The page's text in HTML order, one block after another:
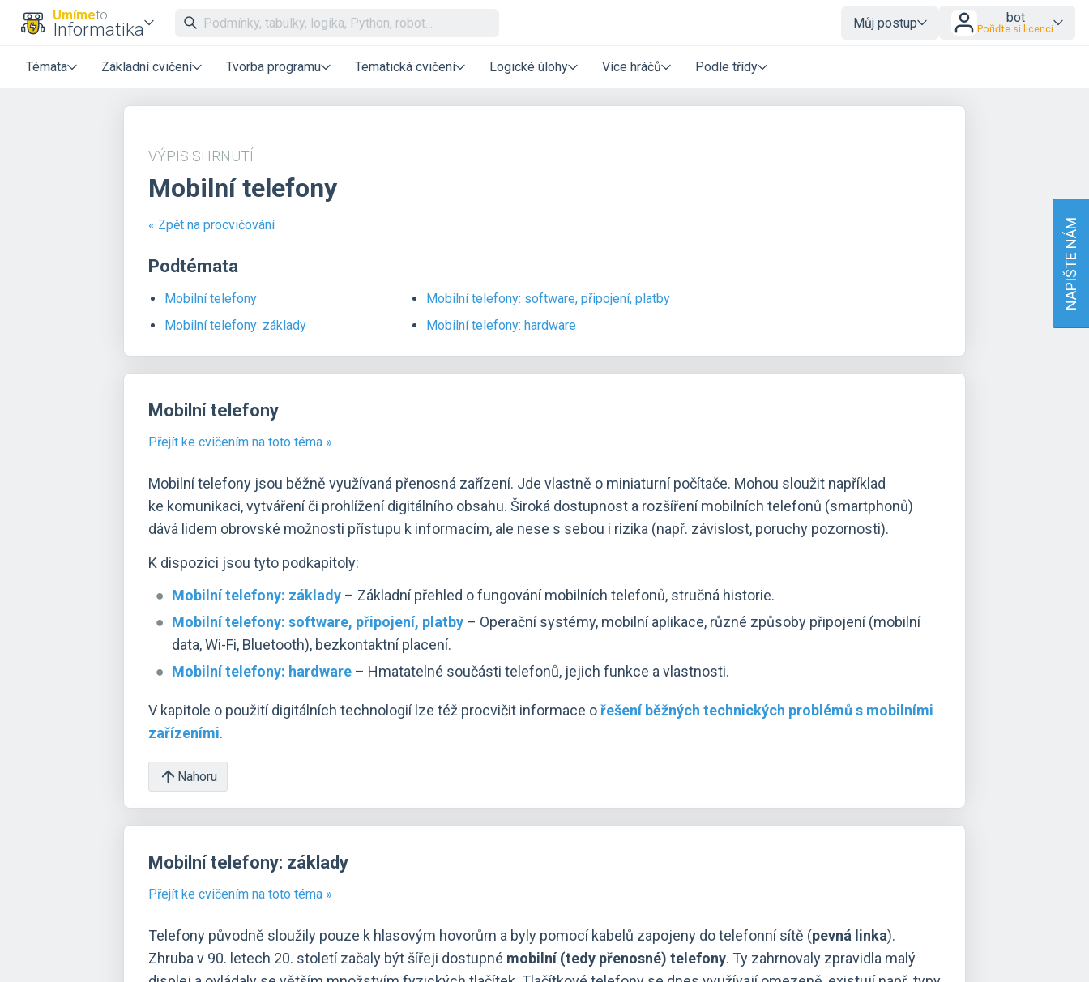
Umímeto
Informatika Můj postup bot
Pořiďte si licenci
Témata Základní cvičení Tvorba programu Tematická cvičení Logické úlohy Více hráčů Podle třídy
VÝPIS SHRNUTÍ
Mobilní telefony
« Zpět na procvičování
Podtémata
Mobilní telefony
Mobilní telefony: základy
Mobilní telefony: software, připojení, platby
Mobilní telefony: hardware
Mobilní telefony
Přejít ke cvičením na toto téma »
Mobilní telefony jsou běžně využívaná přenosná zařízení. Jde vlastně o miniaturní počítače. Mohou sloužit například
ke komunikaci, vytváření či prohlížení digitálního obsahu. Široká dostupnost a rozšíření mobilních telefonů (smartphonů)
dává lidem obrovské možnosti přístupu k informacím, ale nese s sebou i rizika (např. závislost, poruchy pozornosti).
K dispozici jsou tyto podkapitoly:
Mobilní telefony: základy – Základní přehled o fungování mobilních telefonů, stručná historie.
Mobilní telefony: software, připojení, platby – Operační systémy, mobilní aplikace, různé způsoby připojení (mobilní
data, Wi-Fi, Bluetooth), bezkontaktní placení.
Mobilní telefony: hardware – Hmatatelné součásti telefonů, jejich funkce a vlastnosti.
V kapitole o použití digitálních technologií lze též procvičit informace ořešení běžných technických problémů s mobilními
zařízeními.
Nahoru
Mobilní telefony: základy
Přejít ke cvičením na toto téma »
Telefony původně sloužily pouze k hlasovým hovorům a byly pomocí kabelů zapojeny do telefonní sítě (pevná linka).
Zhruba v 90. letech 20. století začaly být šířeji dostupné mobilní (tedy přenosné) telefony. Ty zahrnovaly zpravidla malý
NAPIŠTE NÁM